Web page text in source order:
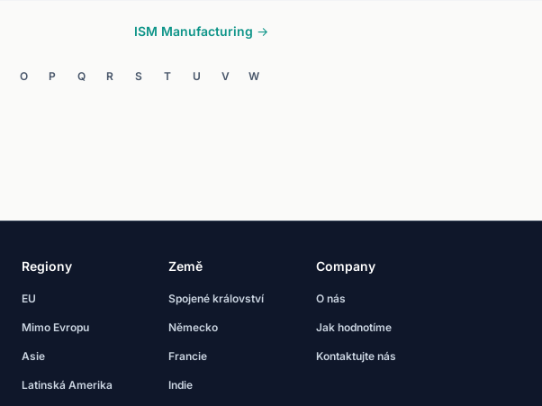
ISM Manufacturing →
O P Q R S T U V W
Regiony
EU
Mimo Evropu
Asie
Latinská Amerika
Země
Spojené království
Německo
Francie
Indie
Company
O nás
Jak hodnotíme
Kontaktujte nás